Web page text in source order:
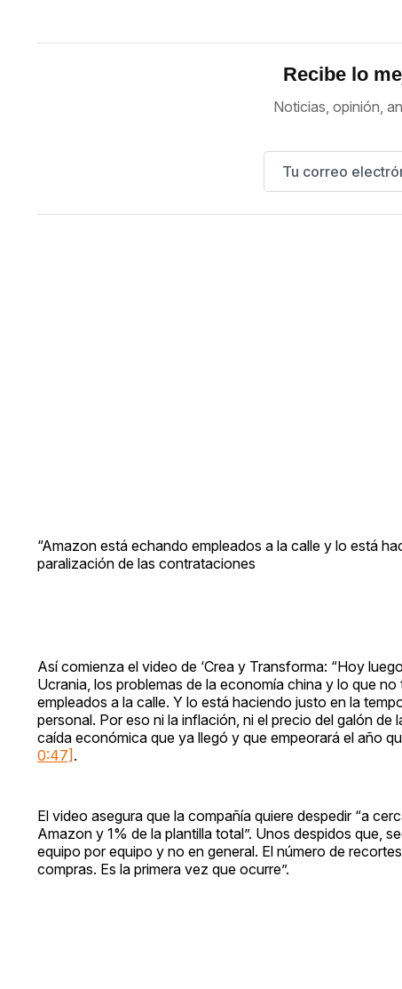
Recibe lo
Noticias, opinión,
“Amazon está echando empleados a la calle y lo está
paralización de las contrataciones
Así comienza el video de ‘Crea y Transforma: “Hoy
Ucrania, los problemas de la economía china y lo que
empleados a la calle. Y lo está haciendo justo en la
personal. Por eso ni la inflación, ni el precio del galón
caída económica que ya llegó y que empeorará el año
0:47] .
El video asegura que la compañía quiere despedir “a
Amazon y 1% de la plantilla total”. Unos despidos que,
equipo por equipo y no en general. El número de
compras. Es la primera vez que ocurre”.